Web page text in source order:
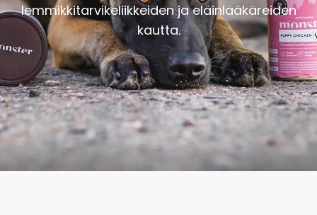
lemmikkitarvikeliikkeiden ja eläinlääkäreiden
kautta.